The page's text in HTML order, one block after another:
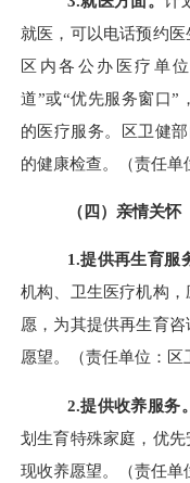
就医，可以电话预约
区内各公办医疗单
道”或“优先服务窗口”
的医疗服务。区卫健
的健康检查。（责任单
（四）亲情关怀
1.提供再生育服
机构、卫生医疗机构
愿，为其提供再生育
愿望。（责任单位：区
2.提供收养服务。
划生育特殊家庭，优
现收养愿望。（责任单